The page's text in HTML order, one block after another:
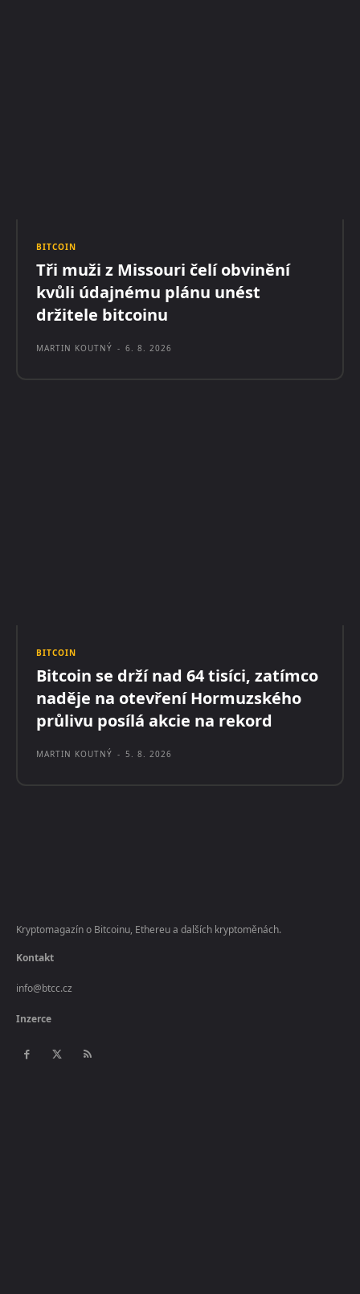
BITCOIN
Tři muži z Missouri čelí obvinění
kvůli údajnému plánu unést
držitele bitcoinu
MARTIN KOUTNÝ - 6. 8. 2026
BITCOIN
Bitcoin se drží nad 64 tisíci, zatímco
naděje na otevření Hormuzského
průlivu posílá akcie na rekord
MARTIN KOUTNÝ - 5. 8. 2026
Kryptomagazín o Bitcoinu, Ethereu a dalších kryptoměnách.
Kontakt
info@btcc.cz
Inzerce